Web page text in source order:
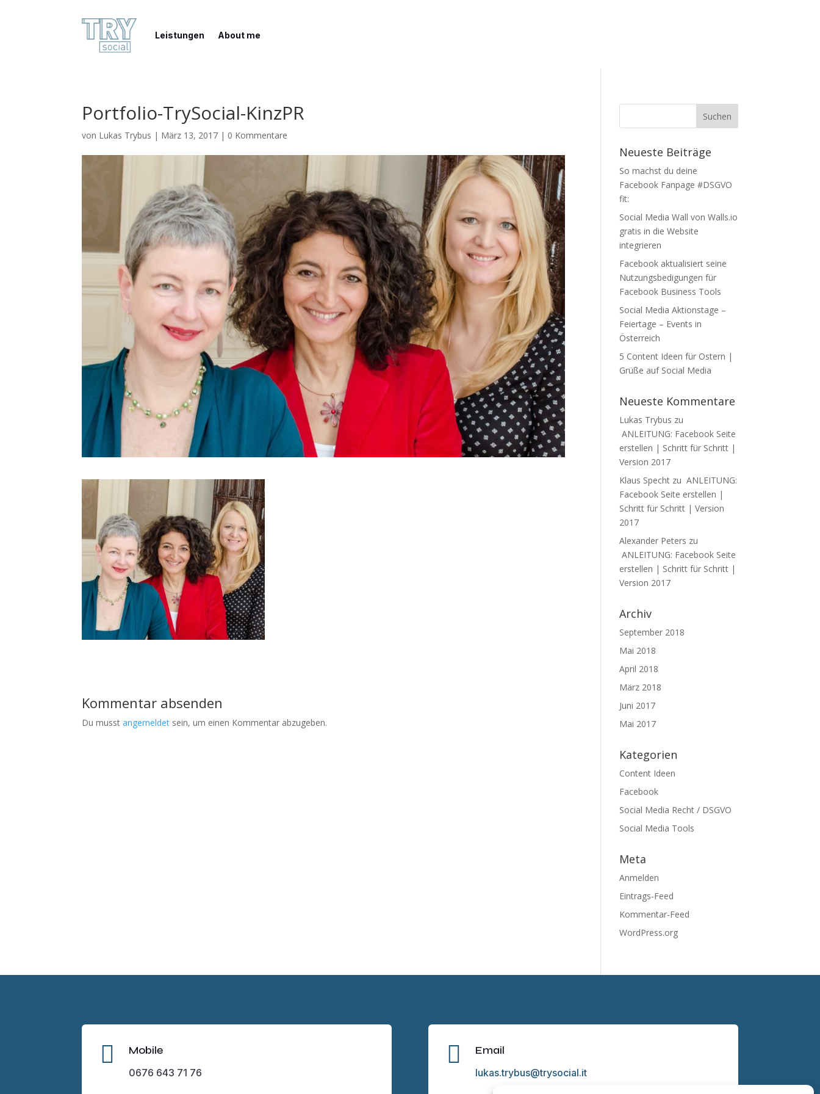
Leistungen About me
Portfolio-TrySocial-KinzPR
von Lukas Trybus | März 13, 2017 | 0 Kommentare
Kommentar absenden
Du musstangemeldet sein, um einen Kommentar abzugeben.
Neueste Beiträge
So machst du deine
Facebook Fanpage #DSGVO
fit:
Social Media Wall von Walls.io
gratis in die Website
integrieren
Facebook aktualisiert seine
Nutzungsbedigungen für
Facebook Business Tools
Social Media Aktionstage –
Feiertage – Events in
Österreich
5 Content Ideen für Ostern |
Grüße auf Social Media
Neueste Kommentare
Lukas Trybus zu
ANLEITUNG: Facebook Seite
erstellen | Schritt für Schritt |
Version 2017
Klaus Specht zu ANLEITUNG:
Facebook Seite erstellen |
Schritt für Schritt | Version
2017
Alexander Peters zu
ANLEITUNG: Facebook Seite
erstellen | Schritt für Schritt |
Version 2017
Archiv
September 2018
Mai 2018
April 2018
März 2018
Juni 2017
Mai 2017
Kategorien
Content Ideen
Facebook
Social Media Recht / DSGVO
Social Media Tools
Meta
Anmelden
Eintrags-Feed
Kommentar-Feed
WordPress.org
 Mobile
0676 643 71 76
 Email
lukas.trybus@trysocial.it